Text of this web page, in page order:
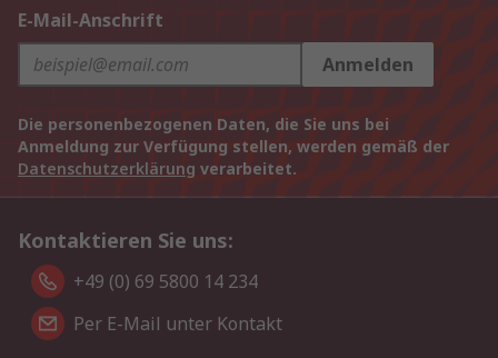
E-Mail-Anschrift
Anmelden
Die personenbezogenen Daten, die Sie uns bei
Anmeldung zur Verfügung stellen, werden gemäß der
Datenschutzerklärung verarbeitet.
Kontaktieren Sie uns:
+49 (0) 69 5800 14 234
Per E-Mail unter Kontakt